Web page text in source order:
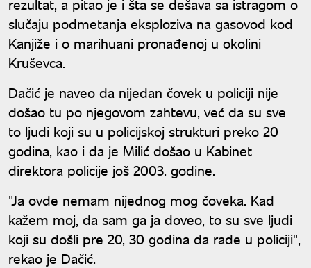
slučaju podmetanja eksploziva na gasovod kod
Kanjiže i o marihuani pronađenoj u okolini
Kruševca.
Dačić je naveo da nijedan čovek u policiji nije
došao tu po njegovom zahtevu, već da su sve
to ljudi koji su u policijskoj strukturi preko 20
godina, kao i da je Milić došao u Kabinet
direktora policije još 2003. godine.
"Ja ovde nemam nijednog mog čoveka. Kad
kažem moj, da sam ga ja doveo, to su sve ljudi
koji su došli pre 20, 30 godina da rade u policiji",
rekao je Dačić.